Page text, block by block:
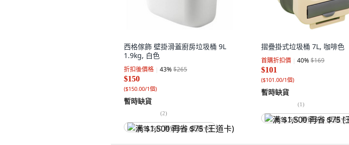
西格傢飾 壁掛滑蓋廚房垃圾桶 9L
1.9kg, 白色
折扣後價格 43%$265
$150
($150.00/1個)
暫時缺貨
(2)
满 $1,500 再省 $75 (王道卡)
摺疊掛式垃圾桶 7L, 咖啡色
首購折扣價 40%$169
$101
($101.00/1個)
暫時缺貨
(1)
满 $1,500 再省 $75 (王道卡)